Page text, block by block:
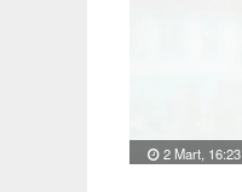
2 Mart, 16:23